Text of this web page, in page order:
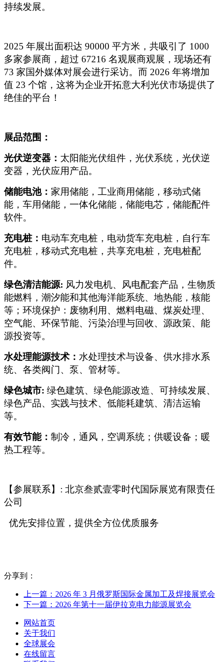
持续发展。
2025 年展出面积达 90000 平方米，共吸引了 1000
多家参展商，超过 67216 名观展商观展，现场还有
73 家国外媒体对展会进行采访。而 2026 年将增加
值 23 个馆，这将为企业开拓意大利光伏市场提供了
绝佳的平台！
展品范围：
光伏逆变器： 太阳能光伏组件，光伏系统，光伏逆
变器，光伏应用产品。
储能电池： 家用储能，工业商用储能，移动式储
能，车用储能，一体化储能，储能电芯，储能配件
软件。
充电桩： 电动车充电桩，电动货车充电桩，自行车
充电桩，移动式充电桩，共享充电桩，充电桩配
件。
绿色清洁能源: 风力发电机、风电配套产品，生物质
能燃料，潮汐能和其他海洋能系统、地热能，核能
等；环境保护：废物利用、燃料电磁、煤炭处理、
空气能、环保节能、污染治理与回收、源政策、能
源投资等。
水处理能源技术： 水处理技术与设备、供水排水系
统、各类阀门、泵、管材等。
绿色城市: 绿色建筑、绿色能源改造、可持续发展、
绿色产品、实践与技术、低能耗建筑、清洁运输
等。
有效节能： 制冷，通风，空调系统；供暖设备；暖
热工程等。
【参展联系】: 北京叁贰壹零时代国际展览有限责任
公司
优先安排位置，提供全方位优质服务
分享到：
上一篇：2026 年 3 月俄罗斯国际金属加工及焊接展览会
下一篇：2026 年第十一届伊拉克电力能源展览会
网站首页
关于我们
全球展会
在线留言